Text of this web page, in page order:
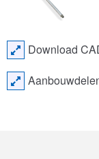
Download